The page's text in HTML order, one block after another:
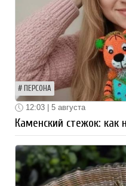
ПЕРСОНА
12:03 | 5 августа
Каменский стежок: как